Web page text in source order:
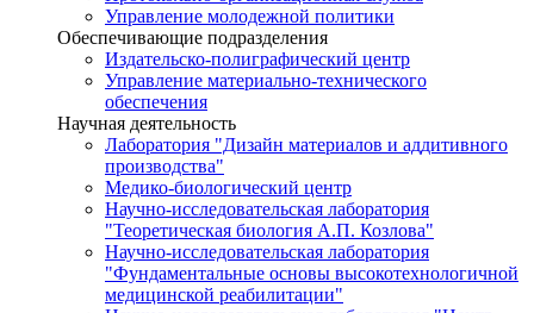
Управление молодежной политики
Обеспечивающие подразделения
Издательско-полиграфический центр
Управление материально-технического
обеспечения
Научная деятельность
Лаборатория "Дизайн материалов и аддитивного
производства"
Медико-биологический центр
Научно-исследовательская лаборатория
"Теоретическая биология А.П. Козлова"
Научно-исследовательская лаборатория
"Фундаментальные основы высокотехнологичной
медицинской реабилитации"